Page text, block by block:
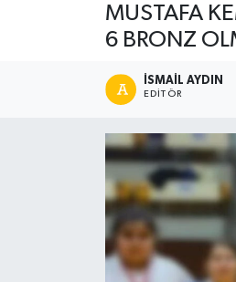
MUSTAFA
6 BRONZ
İSMAIL AYDIN
EDITÖR
RESMİ REKLAM